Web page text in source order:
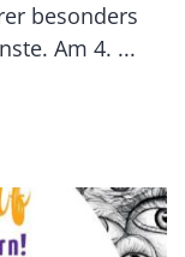
besonders
Am 4. ...